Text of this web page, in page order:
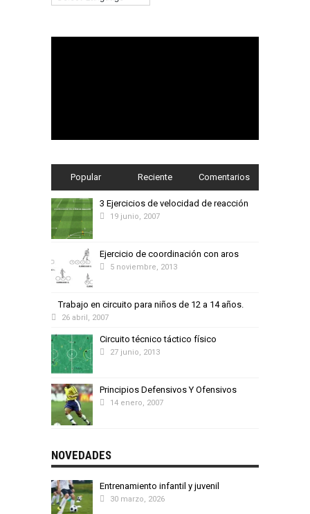
Popular Reciente Comentarios
3 Ejercicios de velocidad de reacción
19 junio, 2007
Ejercicio de coordinación con aros
5 noviembre, 2013
Trabajo en circuito para niños de 12 a 14 años.
26 abril, 2007
Circuito técnico táctico físico
27 junio, 2013
Principios Defensivos Y Ofensivos
14 enero, 2007
NOVEDADES
Entrenamiento infantil y juvenil
30 marzo, 2026